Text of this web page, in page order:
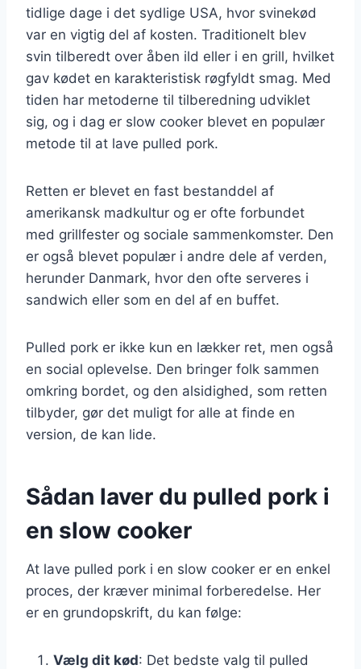
tidlige dage i det sydlige USA, hvor svinekød
var en vigtig del af kosten. Traditionelt blev
svin tilberedt over åben ild eller i en grill, hvilket
gav kødet en karakteristisk røgfyldt smag. Med
tiden har metoderne til tilberedning udviklet
sig, og i dag er slow cooker blevet en populær
metode til at lave pulled pork.
Retten er blevet en fast bestanddel af
amerikansk madkultur og er ofte forbundet
med grillfester og sociale sammenkomster. Den
er også blevet populær i andre dele af verden,
herunder Danmark, hvor den ofte serveres i
sandwich eller som en del af en buffet.
Pulled pork er ikke kun en lækker ret, men også
en social oplevelse. Den bringer folk sammen
omkring bordet, og den alsidighed, som retten
tilbyder, gør det muligt for alle at finde en
version, de kan lide.
Sådan laver du pulled pork i
en slow cooker
At lave pulled pork i en slow cooker er en enkel
proces, der kræver minimal forberedelse. Her
er en grundopskrift, du kan følge:
Vælg dit kød: Det bedste valg til pulled